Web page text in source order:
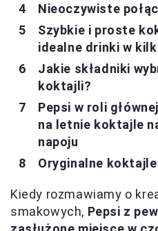
Nieoczywiste
Szybkie i proste
idealne drinki w
Jakie składniki
koktajli?
Pepsi w roli
na letnie koktajle
napoju
Oryginalne
Kiedy rozmawiamy o
smakowych, Pepsi z